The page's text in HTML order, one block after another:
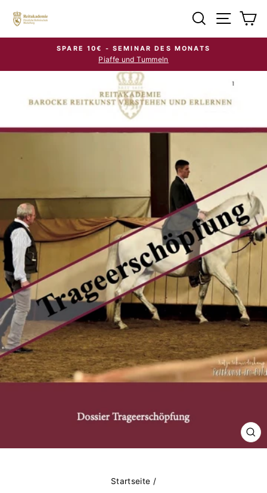
zum
Suche
Pause
Diashow
SPARE 10€ - SEMINAR DES MONATS
Piaffe und Tummeln
Startseite /